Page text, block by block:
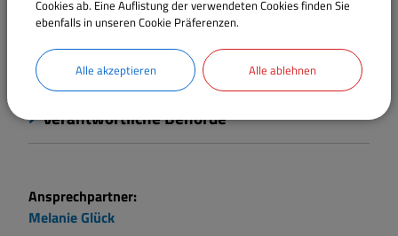
Rechtsgrundlagen
Verantwortliche Behörde
Ansprechpartner:
MelanieGlück
Cookies ab. Eine Auflistung der verwendeten Cookies finden Sie
ebenfalls in unseren Cookie Präferenzen.
Alle akzeptieren Alle ablehnen